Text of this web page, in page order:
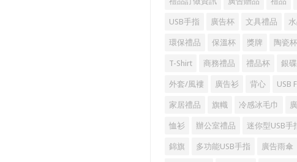
USB手指 廣告杯 文具禮品
環保禮品 保溫杯 獎牌 陶瓷杯
T-Shirt 商務禮品 禮品杯 銀碟
外套/風褸 廣告衫 背心 USB
家居禮品 旗幟 冷感冰毛巾
恤衫 辦公室禮品 迷你型USB手
錦旗 多功能USB手指 廣告雨傘